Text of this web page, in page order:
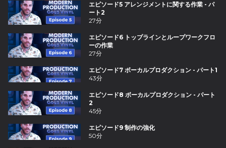
エピソード5 アレンジメントに関する作業 - パ
ート2
27分
エピソード6 トップラインとループワークフロ
ーの作業
27分
エピソード7 ボーカルプロダクション - パート1
43分
エピソード8 ボーカルプロダクション - パート
2
45分
エピソード9 制作の強化
50分